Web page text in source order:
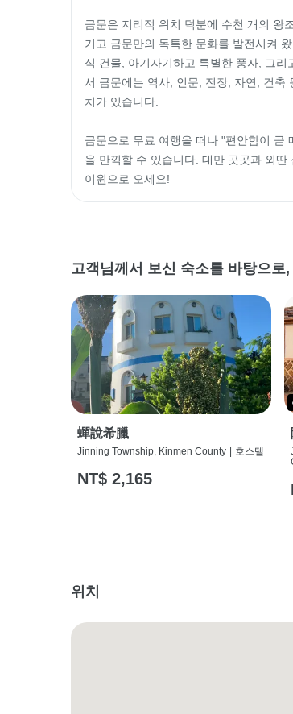
금문은 지리적 위치 덕분에 수천 개의 왕
기고 금문만의 독특한 문화를 발전시켜
식 건물, 아기자기하고 특별한 풍자, 그
서 금문에는 역사, 인문, 전장, 자연, 건축
치가 있습니다.
금문으로 무료 여행을 떠나 "편안함이 곧
을 만끽할 수 있습니다. 대만 곳곳과 외
이원으로 오세요!
고객님께서 보신 숙소를 바탕으
蟬說希臘
Jinning Township, Kinmen County | 호스텔
NT$ 2,165
위치